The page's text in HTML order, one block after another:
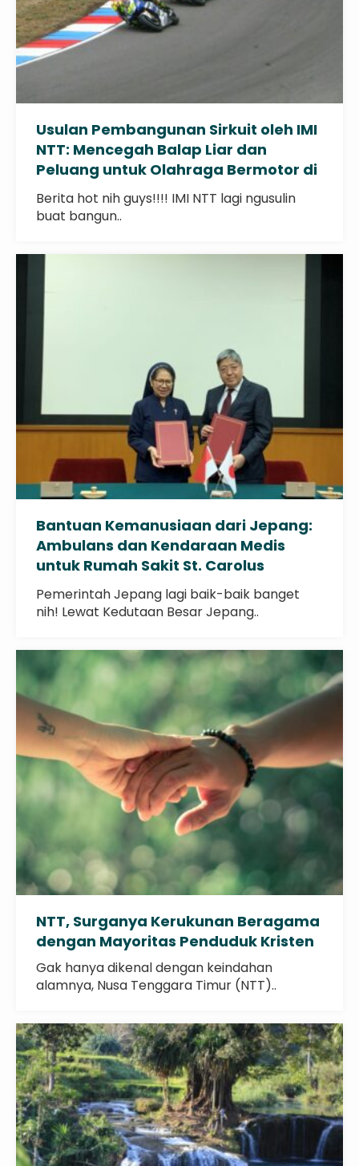
Usulan Pembangunan Sirkuit oleh IMI
NTT: Mencegah Balap Liar dan
Peluang untuk Olahraga Bermotor di
Nusa Tenggara Timur
Berita hot nih guys!!!! IMI NTT lagi ngusulin
buat bangun..
Bantuan Kemanusiaan dari Jepang:
Ambulans dan Kendaraan Medis
untuk Rumah Sakit St. Carolus
Borromeus di Kupang
Pemerintah Jepang lagi baik-baik banget
nih! Lewat Kedutaan Besar Jepang..
NTT, Surganya Kerukunan Beragama
dengan Mayoritas Penduduk Kristen
Gak hanya dikenal dengan keindahan
alamnya, Nusa Tenggara Timur (NTT)..